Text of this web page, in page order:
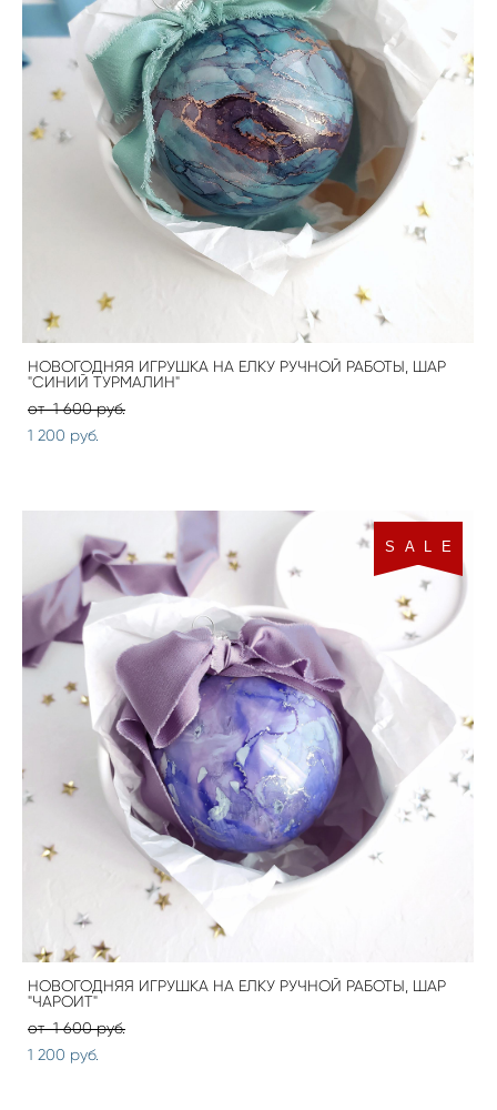
НОВОГОДНЯЯ ИГРУШКА НА ЕЛКУ РУЧНОЙ РАБОТЫ, ШАР
"СИНИЙ ТУРМАЛИН"
от 1 600 pуб.
1 200 pуб.
S A L E
НОВОГОДНЯЯ ИГРУШКА НА ЕЛКУ РУЧНОЙ РАБОТЫ, ШАР
"ЧАРОИТ"
от 1 600 pуб.
1 200 pуб.